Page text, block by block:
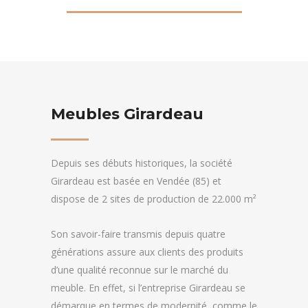
Meubles Girardeau
Depuis ses débuts historiques, la société
Girardeau est basée en Vendée (85) et
dispose de 2 sites de production de 22.000 m²
Son savoir-faire transmis depuis quatre
générations assure aux clients des produits
d’une qualité reconnue sur le marché du
meuble. En effet, si l’entreprise Girardeau se